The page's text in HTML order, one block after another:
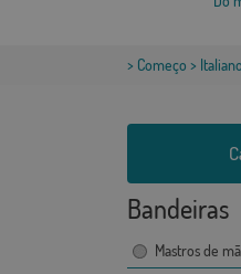
> Começo > Italiano
Bandeiras
Mastros de